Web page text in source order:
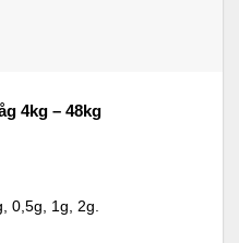
4kg – 48kg
0,5g, 1g, 2g.